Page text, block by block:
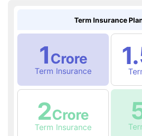
Term Insurance
1Crore
Term Insurance
2Crore
Term Insurance